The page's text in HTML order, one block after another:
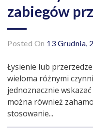
zabiegów
Posted On 13 Grudnia,
Łysienie lub
wieloma różnymi
jednoznacznie
można również
stosowanie...